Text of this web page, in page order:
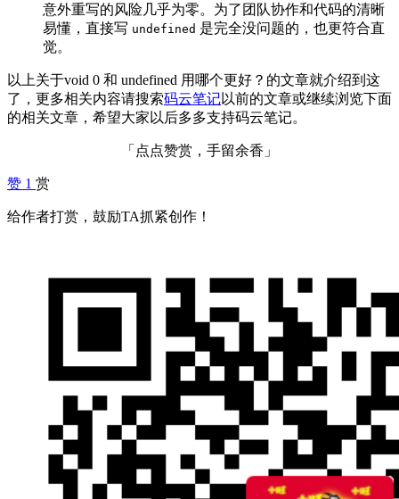
意外重写的风险几乎为零。为了团队协作和代码的清晰
易懂，直接写 undefined 是完全没问题的，也更符合直
觉。
以上关于void 0 和 undefined 用哪个更好？的文章就介绍到这
了，更多相关内容请搜索码云笔记以前的文章或继续浏览下面
的相关文章，希望大家以后多多支持码云笔记。
「点点赞赏，手留余香」
赞 1 赏
给作者打赏，鼓励TA抓紧创作！